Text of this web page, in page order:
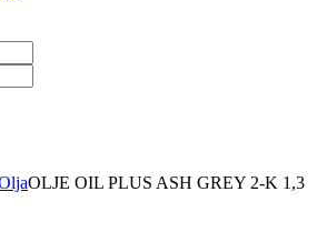
OLJE OIL PLUS ASH GREY 2-K 1,3